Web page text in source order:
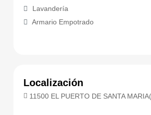
Lavandería
Armario Empotrado
Localización
11500 EL PUERTO DE SANTA